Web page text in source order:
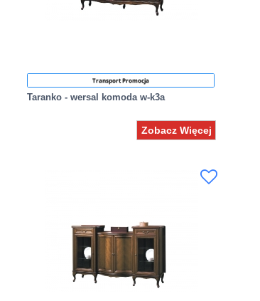
Transport Promocja
Taranko - wersal komoda w-k3a
Zobacz Więcej